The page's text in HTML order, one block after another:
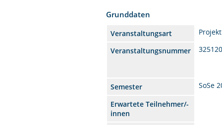
Grunddaten
Veranstaltungsart
Veranstaltungsnummer
Semester
SoSe
Erwartete Teilnehmer/-
innen